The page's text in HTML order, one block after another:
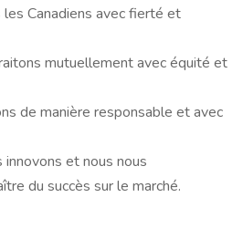
Canadiens avec fierté et
mutuellement avec équité et
de manière responsable et avec
innovons et nous nous
du succès sur le marché.